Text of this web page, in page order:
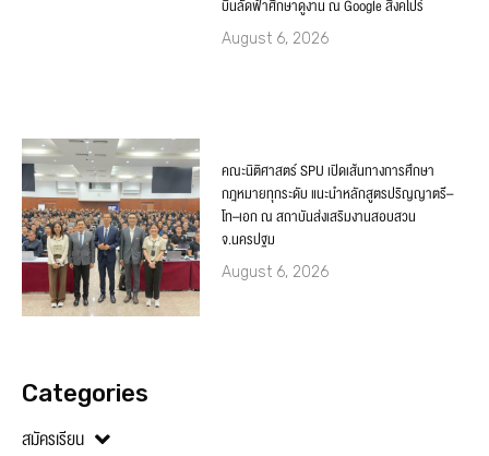
บินลัดฟ้าศึกษาดูงาน ณ Google สิงคโปร์
August 6, 2026
คณะนิติศาสตร์ SPU เปิดเส้นทางการศึกษา
กฎหมายทุกระดับ แนะนำหลักสูตรปริญญาตรี–
โท–เอก ณ สถาบันส่งเสริมงานสอบสวน
จ.นครปฐม
August 6, 2026
Categories
สมัครเรียน